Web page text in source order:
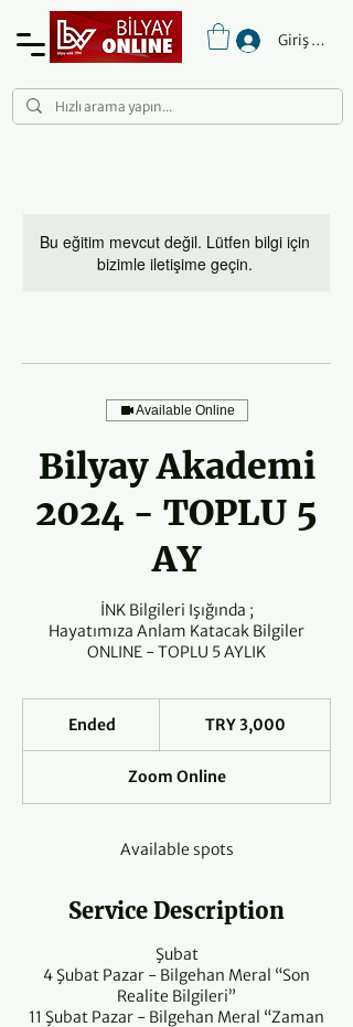
Giriş Yap
Bu eğitim mevcut değil. Lütfen bilgi için
bizimle iletişime geçin.
Available Online
Bilyay Akademi
2024 - TOPLU 5
AY
İNK Bilgileri Işığında ;
Hayatımıza Anlam Katacak Bilgiler
ONLINE - TOPLU 5 AYLIK
Ended
n
d
TRY 3,000
Zoom Online
Available spots
Service Description
Şubat
4 Şubat Pazar - Bilgehan Meral “Son
Realite Bilgileri”
11 Şubat Pazar - Bilgehan Meral “Zaman